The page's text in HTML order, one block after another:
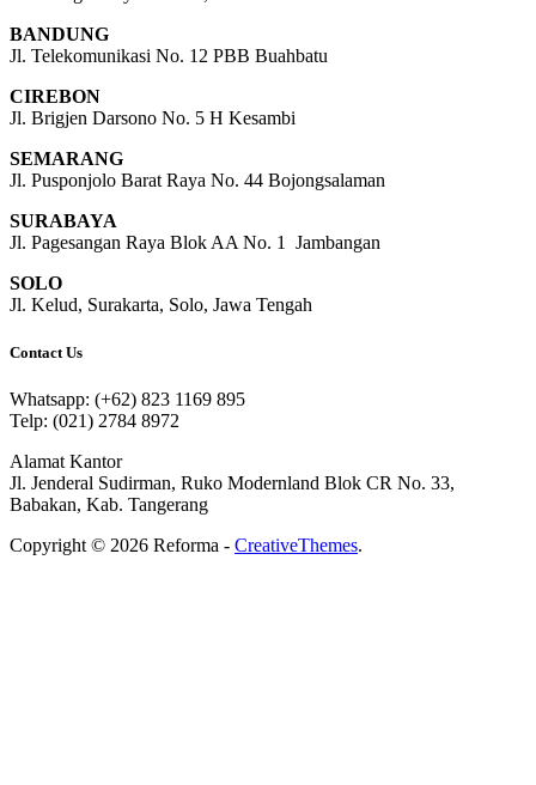
BANDUNG
Jl. Telekomunikasi No. 12 PBB Buahbatu
CIREBON
Jl. Brigjen Darsono No. 5 H Kesambi
SEMARANG
Jl. Pusponjolo Barat Raya No. 44 Bojongsalaman
SURABAYA
Jl. Pagesangan Raya Blok AA No. 1 Jambangan
SOLO
Jl. Kelud, Surakarta, Solo, Jawa Tengah
Contact Us
Whatsapp: (+62) 823 1169 895
Telp: (021) 2784 8972
Alamat Kantor
Jl. Jenderal Sudirman, Ruko Modernland Blok CR No. 33,
Babakan, Kab. Tangerang
Copyright © 2026 Reforma - CreativeThemes.